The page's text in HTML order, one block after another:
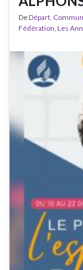
DeDépart.
Fédération, Les